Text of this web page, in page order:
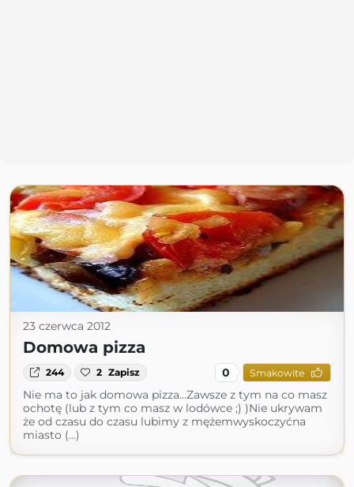
23 czerwca 2012
Domowa pizza
244 2 Zapisz 0 Smakowite
Nie ma to jak domowa pizza...Zawsze z tym na co masz
ochotę (lub z tym co masz w lodówce ;) )Nie ukrywam
że od czasu do czasu lubimy z mężemwyskoczyćna
miasto (...)